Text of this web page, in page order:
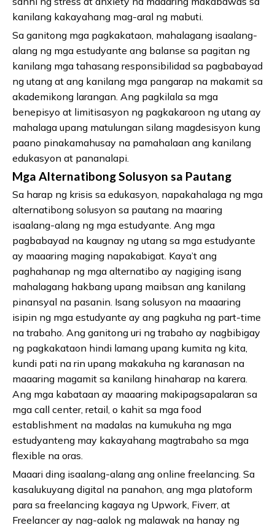
kanilang kakayahang mag-aral ng mabuti.
Sa ganitong mga pagkakataon, mahalagang isaalang-
alang ng mga estudyante ang balanse sa pagitan ng
kanilang mga tahasang responsibilidad sa pagbabayad
ng utang at ang kanilang mga pangarap na makamit sa
akademikong larangan. Ang pagkilala sa mga
benepisyo at limitisasyon ng pagkakaroon ng utang ay
mahalaga upang matulungan silang magdesisyon kung
paano pinakamahusay na pamahalaan ang kanilang
edukasyon at pananalapi.
Mga Alternatibong Solusyon sa Pautang
Sa harap ng krisis sa edukasyon, napakahalaga ng mga
alternatibong solusyon sa pautang na maaring
isaalang-alang ng mga estudyante. Ang mga
pagbabayad na kaugnay ng utang sa mga estudyante
ay maaaring maging napakabigat. Kaya’t ang
paghahanap ng mga alternatibo ay nagiging isang
mahalagang hakbang upang maibsan ang kanilang
pinansyal na pasanin. Isang solusyon na maaaring
isipin ng mga estudyante ay ang pagkuha ng part-time
na trabaho. Ang ganitong uri ng trabaho ay nagbibigay
ng pagkakataon hindi lamang upang kumita ng kita,
kundi pati na rin upang makakuha ng karanasan na
maaaring magamit sa kanilang hinaharap na karera.
Ang mga kabataan ay maaaring makipagsapalaran sa
mga call center, retail, o kahit sa mga food
establishment na madalas na kumukuha ng mga
estudyanteng may kakayahang magtrabaho sa mga
flexible na oras.
Maaari ding isaalang-alang ang online freelancing. Sa
kasalukuyang digital na panahon, ang mga platoform
para sa freelancing kagaya ng Upwork, Fiverr, at
Freelancer ay nag-aalok ng malawak na hanay ng